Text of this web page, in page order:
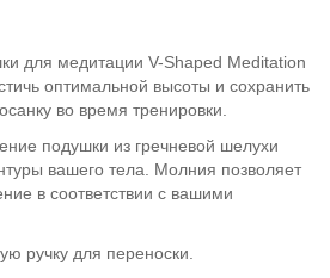
для медитации V-Shaped Meditation
оптимальной высоты и сохранить
во время тренировки.
подушки из гречневой шелухи
вашего тела. Молния позволяет
в соответствии с вашими
ручку для переноски.